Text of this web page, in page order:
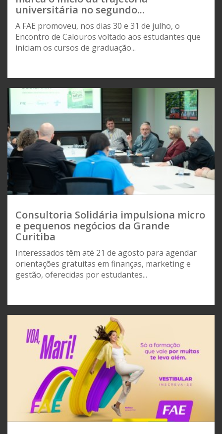
universitária no segundo...
A FAE promoveu, nos dias 30 e 31 de julho, o
Encontro de Calouros voltado aos estudantes que
iniciam os cursos de graduação...
Consultoria Solidária impulsiona micro
e pequenos negócios da Grande
Curitiba
Interessados têm até 21 de agosto para agendar
orientações gratuitas em finanças, marketing e
gestão, oferecidas por estudantes...